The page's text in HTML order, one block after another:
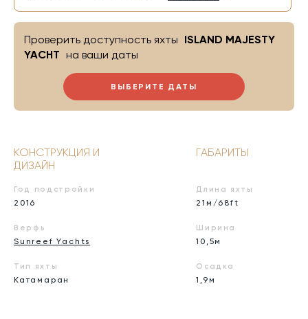
ВЫБЕРИТЕ ДАТЫ
Проверить доступность яхты ISLAND MAJESTY
YACHT на ваши даты
КОНСТРУКЦИЯ И
ДИЗАЙН
Год подстройки
2016
Верфь
Sunreef Yachts
Тип яхты
Катамаран
ГАБАРИТЫ
Длина яхты
21м/68ft
Ширина
10,5м
Осадка
1,9м